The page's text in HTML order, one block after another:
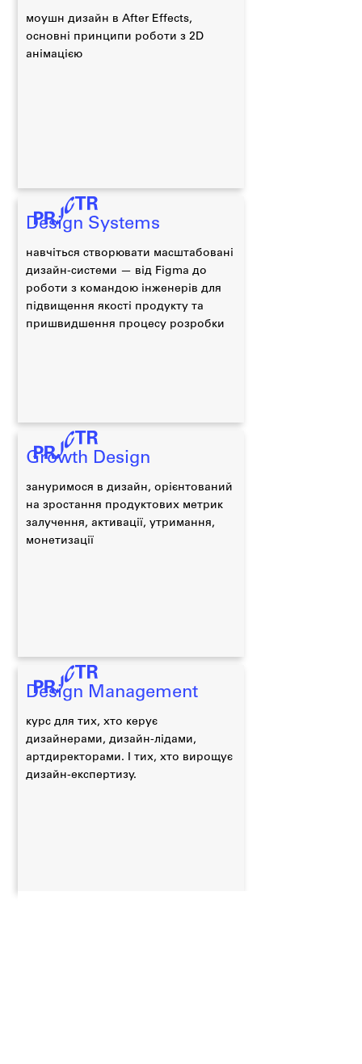
моушн дизайн в After Effects,
основні принципи роботи з 2D
анімацією
Design Systems
навчіться створювати масштабовані
дизайн-системи — від Figma до
роботи з командою інженерів для
підвищення якості продукту та
пришвидшення процесу розробки
Growth Design
зануримося в дизайн, орієнтований
на зростання продуктових метрик
залучення, активації, утримання,
монетизації
Design Management
курс для тих, хто керує
дизайнерами, дизайн-лідами,
артдиректорами. І тих, хто вирощує
дизайн-експертизу.